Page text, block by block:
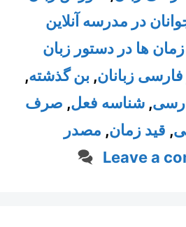
در مدرسه آنلاین
زمان ها در دستور زبان
زبانان,بن گذشته,
, شناسه فعل, صرف
, قید زمان, مصدر
Leave a